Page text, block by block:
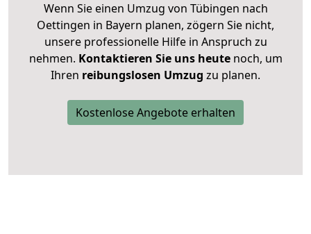
Wenn Sie einen Umzug von Tübingen nach
Oettingen in Bayern planen, zögern Sie nicht,
unsere professionelle Hilfe in Anspruch zu
nehmen. Kontaktieren Sie uns heutenoch, um
Ihren reibungslosen Umzug zu planen.
Kostenlose Angebote erhalten